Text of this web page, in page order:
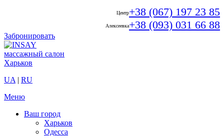
Центр+38 (067) 197 23 85
Алексеевка+38 (093) 031 66 88
Забронировать
UA | RU
Меню
Ваш город
Харьков
Одесса